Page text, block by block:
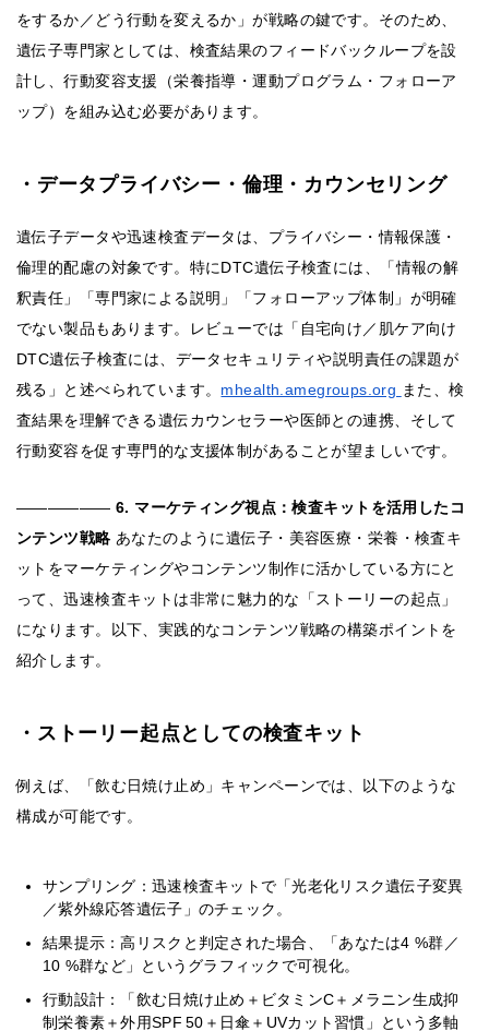
をするか／どう行動を変えるか」が戦略の鍵です。そのため、
遺伝子専門家としては、検査結果のフィードバックループを設
計し、行動変容支援（栄養指導・運動プログラム・フォローア
ップ）を組み込む必要があります。
・データプライバシー・倫理・カウンセリング
遺伝子データや迅速検査データは、プライバシー・情報保護・
倫理的配慮の対象です。特にDTC遺伝子検査には、「情報の解
釈責任」「専門家による説明」「フォローアップ体制」が明確
でない製品もあります。レビューでは「自宅向け／肌ケア向け
DTC遺伝子検査には、データセキュリティや説明責任の課題が
残る」と述べられています。 mhealth.amegroups.org また、検
査結果を理解できる遺伝カウンセラーや医師との連携、そして
行動変容を促す専門的な支援体制があることが望ましいです。
―――――― 6. マーケティング視点：検査キットを活用したコ
ンテンツ戦略 あなたのように遺伝子・美容医療・栄養・検査キ
ットをマーケティングやコンテンツ制作に活かしている方にと
って、迅速検査キットは非常に魅力的な「ストーリーの起点」
になります。以下、実践的なコンテンツ戦略の構築ポイントを
紹介します。
・ストーリー起点としての検査キット
例えば、「飲む日焼け止め」キャンペーンでは、以下のような
構成が可能です。
サンプリング：迅速検査キットで「光老化リスク遺伝子変異
／紫外線応答遺伝子」のチェック。
結果提示：高リスクと判定された場合、「あなたは4 %群／
10 %群など」というグラフィックで可視化。
行動設計：「飲む日焼け止め＋ビタミンC＋メラニン生成抑
制栄養素＋外用SPF 50＋日傘＋UVカット習慣」という多軸